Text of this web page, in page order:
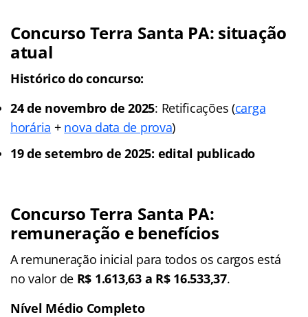
Concurso Terra Santa PA: situação
atual
Histórico do concurso:
24 de novembro de 2025: Retificações (carga
horária + nova data de prova)
19 de setembro de 2025: edital publicado
Concurso Terra Santa PA:
remuneração e benefícios
A remuneração inicial para todos os cargos está
no valor de R$ 1.613,63 a R$ 16.533,37.
Nível Médio Completo